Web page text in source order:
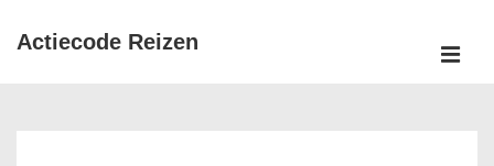
Doorgaan
Actiecode Reizen